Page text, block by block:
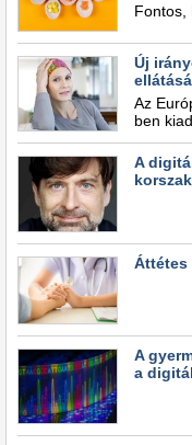
Fontos,
Új
Az
ben
A
Áttétes
A
a